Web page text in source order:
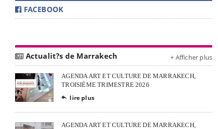
FACEBOOK
Actualit?s de Marrakech + Afficher plus
AGENDA ART ET CULTURE DE MARRAKECH,
TROISIÈME TRIMESTRE 2026
 lire plus
AGENDA ART ET CULTURE DE MARRAKECH,